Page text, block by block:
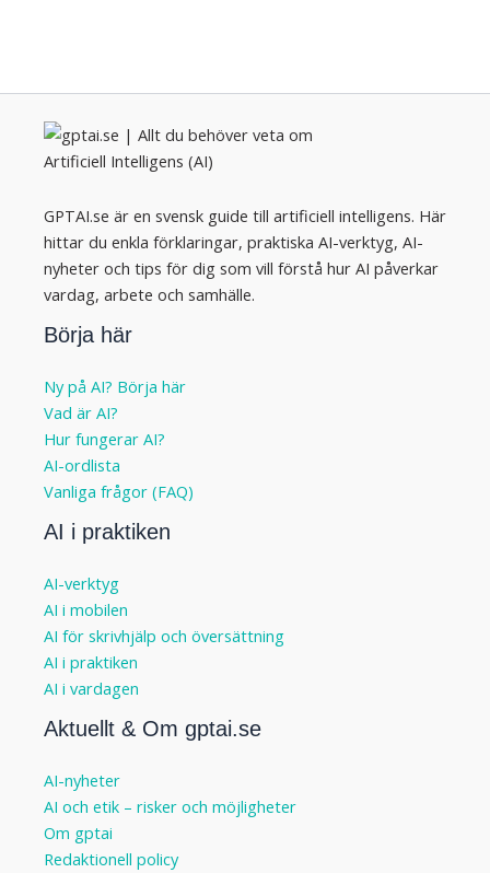
GPTAI.se är en svensk guide till artificiell intelligens. Här
hittar du enkla förklaringar, praktiska AI-verktyg, AI-
nyheter och tips för dig som vill förstå hur AI påverkar
vardag, arbete och samhälle.
Börja här
Ny på AI? Börja här
Vad är AI?
Hur fungerar AI?
AI-ordlista
Vanliga frågor (FAQ)
AI i praktiken
AI-verktyg
AI i mobilen
AI för skrivhjälp och översättning
AI i praktiken
AI i vardagen
Aktuellt & Om gptai.se
AI-nyheter
AI och etik – risker och möjligheter
Om gptai
Redaktionell policy